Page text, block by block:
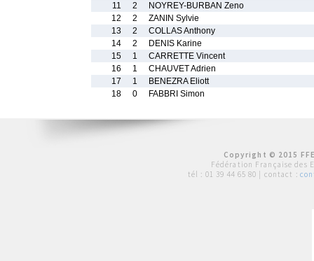
11
2
NOYREY-BURBAN Zeno
12
2
ZANIN Sylvie
13
2
COLLAS Anthony
14
2
DENIS Karine
15
1
CARRETTE Vincent
16
1
CHAUVET Adrien
17
1
BENEZRA Eliott
18
0 FABBRI Simon
Copyright © 2015
Fédération Française des
tél : 01 39 44 65 80 | contact :